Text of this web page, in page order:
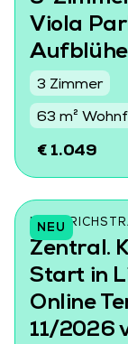
Viola
3 Zimmer
63 m²
€ 1.049
NEU
Zentral.
Start in
Online
11/2026